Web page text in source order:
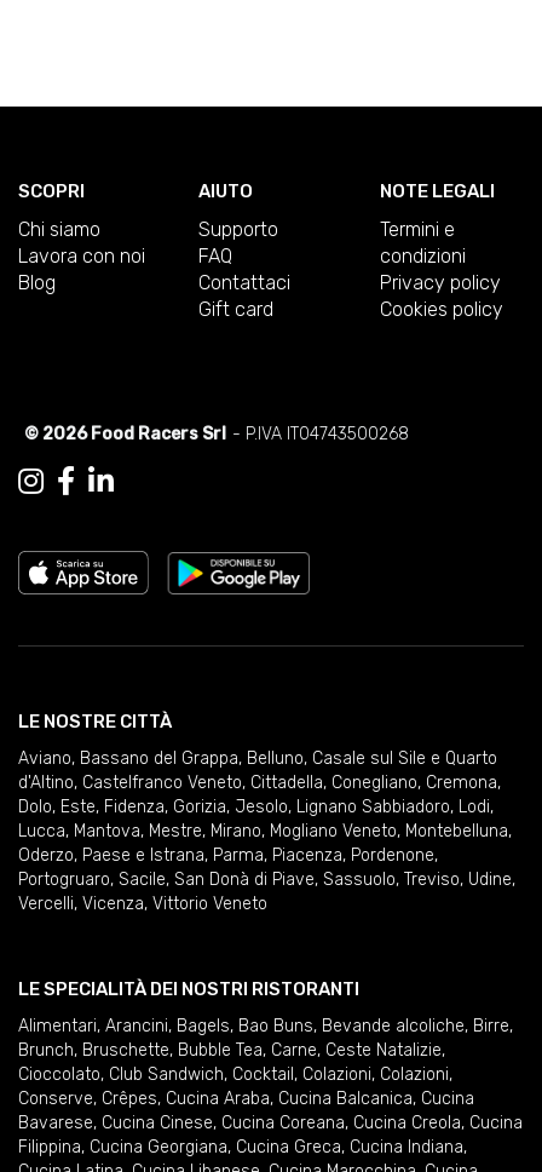
SCOPRI
Chi siamo
Lavora con noi
Blog
AIUTO
Supporto
FAQ
Contattaci
Gift card
NOTE LEGALI
Termini e
condizioni
Privacy policy
Cookies policy
© 2026 Food Racers Srl - P.IVA IT04743500268
LE NOSTRE CITTÀ
Aviano, Bassano del Grappa, Belluno, Casale sul Sile e Quarto
d'Altino, Castelfranco Veneto, Cittadella, Conegliano, Cremona,
Dolo, Este, Fidenza, Gorizia, Jesolo, Lignano Sabbiadoro, Lodi,
Lucca, Mantova, Mestre, Mirano, Mogliano Veneto, Montebelluna,
Oderzo, Paese e Istrana, Parma, Piacenza, Pordenone,
Portogruaro, Sacile, San Donà di Piave, Sassuolo, Treviso, Udine,
Vercelli, Vicenza, Vittorio Veneto
LE SPECIALITÀ DEI NOSTRI RISTORANTI
Alimentari, Arancini, Bagels, Bao Buns, Bevande alcoliche, Birre,
Brunch, Bruschette, Bubble Tea, Carne, Ceste Natalizie,
Cioccolato, Club Sandwich, Cocktail , Colazioni, Colazioni,
Conserve, Crêpes, Cucina Araba, Cucina Balcanica, Cucina
Bavarese, Cucina Cinese, Cucina Coreana, Cucina Creola, Cucina
Filippina, Cucina Georgiana, Cucina Greca, Cucina Indiana,